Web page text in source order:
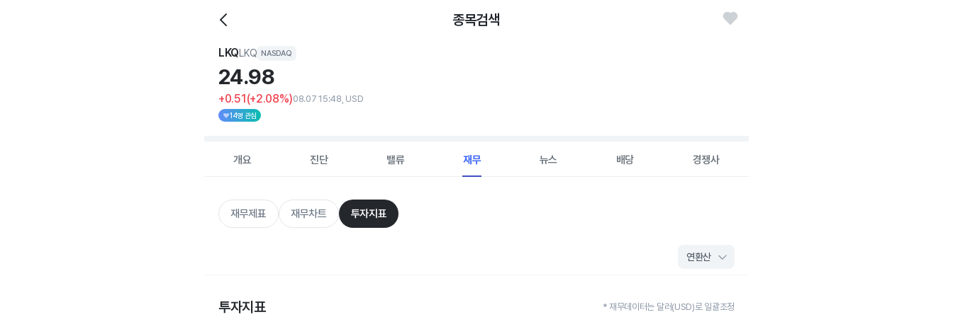
종목검색
LKQLKQ NASDAQ
24.98
+0.51(+2.08%)08.07 15:48, USD
14명 관심
개요 진단 밸류 재무 뉴스 배당 경쟁사
재무제표 재무차트 투자지표
투자지표 * 재무데이터는 달러(USD)로 일괄조정